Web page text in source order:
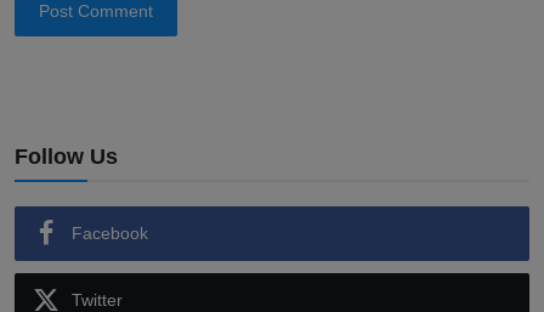
Post Comment
Follow Us
Facebook
Twitter